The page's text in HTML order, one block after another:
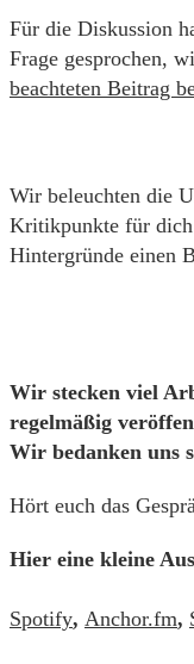
Für die Diskussion
Frage gesprochen,
beachteten Beitrag
Wir beleuchten die
Kritikpunkte für dich
Hintergründe einen
Wir stecken viel
regelmäßig
Wir bedanken uns
Hört euch das
Hier eine kleine
Spotify, Anchor.fm,